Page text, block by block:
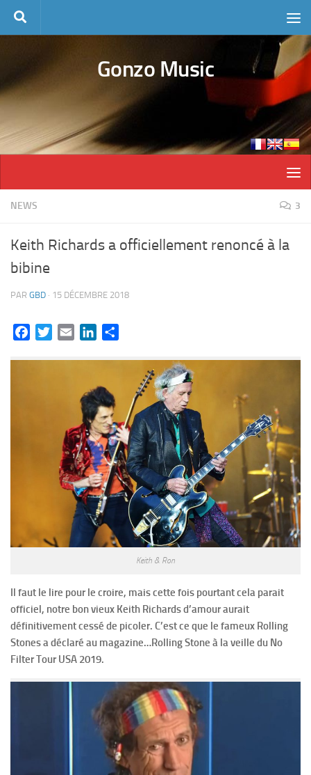
Skip to content
Gonzo Music
NEWS 3
Keith Richards a officiellement renoncé à la
bibine
PAR GBD · 15 DÉCEMBRE 2018
FacebookTwitterEmail LinkedIn
Keith & Ron
Il faut le lire pour le croire, mais cette fois pourtant cela parait
officiel, notre bon vieux Keith Richards d’amour aurait
définitivement cessé de picoler. C’est ce que le fameux Rolling
Stones a déclaré au magazine…Rolling Stone à la veille du No
Filter Tour USA 2019.